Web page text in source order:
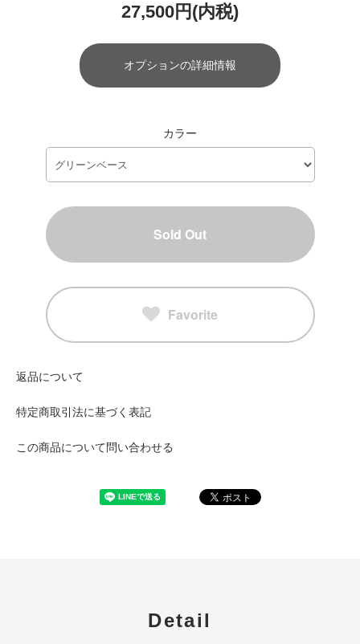
27,500円(内税)
オプションの詳細情報
カラー
Sold Out
Favorite
返品について
特定商取引法に基づく表記
この商品について問い合わせる
Detail